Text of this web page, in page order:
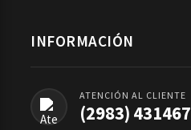
INFORMACIÓN
ATENCIÓN AL CLIENTE
(2983) 431467